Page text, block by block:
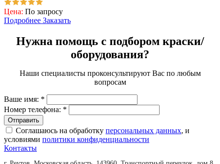
Цена: По запросу
Подробнее Заказать
Нужна помощь с подбором краски/
оборудования?
Наши специалисты проконсультируют Вас по любым
вопросам
Ваше имя: *
Номер телефона: *
Соглашаюсь на обработку персональных данных, и
условиями политики конфиденциальности
Контакты